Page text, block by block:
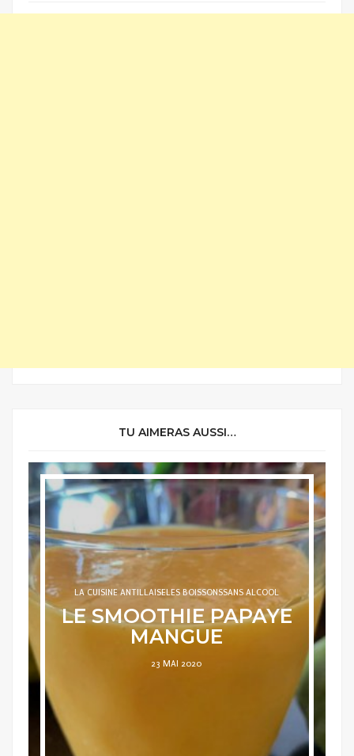
TU AIMERAS AUSSI…
LA CUISINE ANTILLAISELES BOISSONSLES RECETTES DE
TATIE JOJO SANS ALCOOL
LE JUS DE COROSSOL
POSTED
15 OCTOBRE 2020